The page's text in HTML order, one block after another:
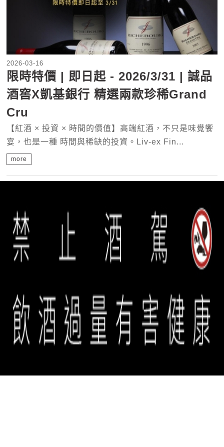
2026-03-16
限時特價 | 即日起 - 2026/3/31 | 誠品
酒窖X凱基銀行 精選兩款珍稀Grand
Cru
【紅酒 × 投資 × 時間的價值】高端紅酒，不只是味覺饗
宴，也是一種 時間與稀缺的投資。Liv-ex Fin...
more
誠品生活餐旅事業群 copyright © 2026 eslite spectrum all rights